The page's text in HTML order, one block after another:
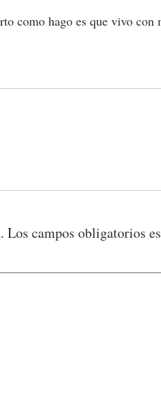
como hago es que vivo
Los campos obligatorios